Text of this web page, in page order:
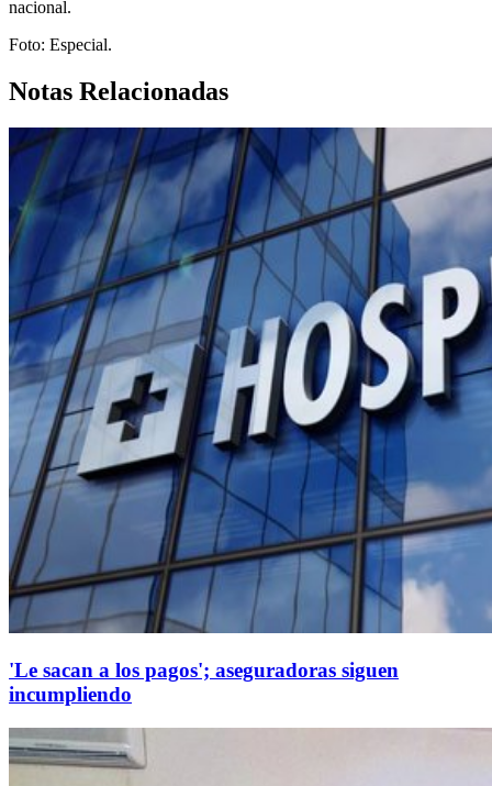
nacional.
Foto: Especial.
Notas Relacionadas
'Le sacan a los pagos'; aseguradoras siguen
incumpliendo